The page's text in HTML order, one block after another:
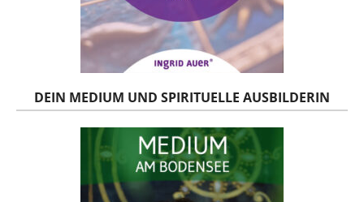
DEIN MEDIUM UND SPIRITUELLE AUSBILDERIN